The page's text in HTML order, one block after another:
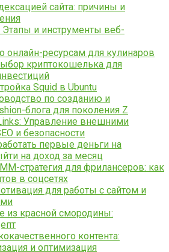
сайта: причины и
Этапы и инструменты веб-
онлайн-ресурсам для кулинаров
криптокошелька для
Squid в Ubuntu
по созданию и
блога для поколения Z
Управление внешними
и безопасности
первые деньги на
на доход за месяц
стратегия для фрилансеров: как
в соцсетях
для работы с сайтом и
красной смородины:
контента:
и оптимизация